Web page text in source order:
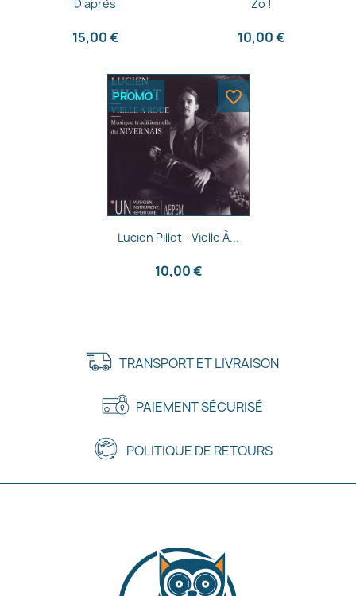
D'après
15,00 €
Zo !
10,00 €
Aperçu rapide
Lucien Pillot - Vielle À...
10,00 €
PROMO ! favorite_border
TRANSPORT ET LIVRAISON
PAIEMENT SÉCURISÉ
POLITIQUE DE RETOURS